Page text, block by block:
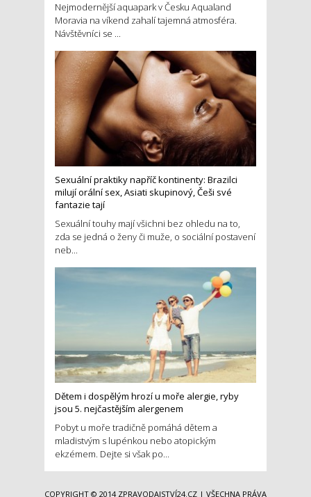
Nejmodernější aquapark v Česku Aqualand
Moravia na víkend zahalí tajemná atmosféra.
Návštěvníci se ...
Sexuální praktiky napříč kontinenty: Brazilci
milují orální sex, Asiati skupinový, Češi své
fantazie tají
Sexuální touhy mají všichni bez ohledu na to,
zda se jedná o ženy či muže, o sociální postavení
neb...
Dětem i dospělým hrozí u moře alergie, ryby
jsou 5. nejčastějším alergenem
Pobyt u moře tradičně pomáhá dětem a
mladistvým s lupénkou nebo atopickým
ekzémem. Dejte si však po...
COPYRIGHT © 2014 ZPRAVODAJSTVÍ24.CZ | VŠECHNA PRÁVA